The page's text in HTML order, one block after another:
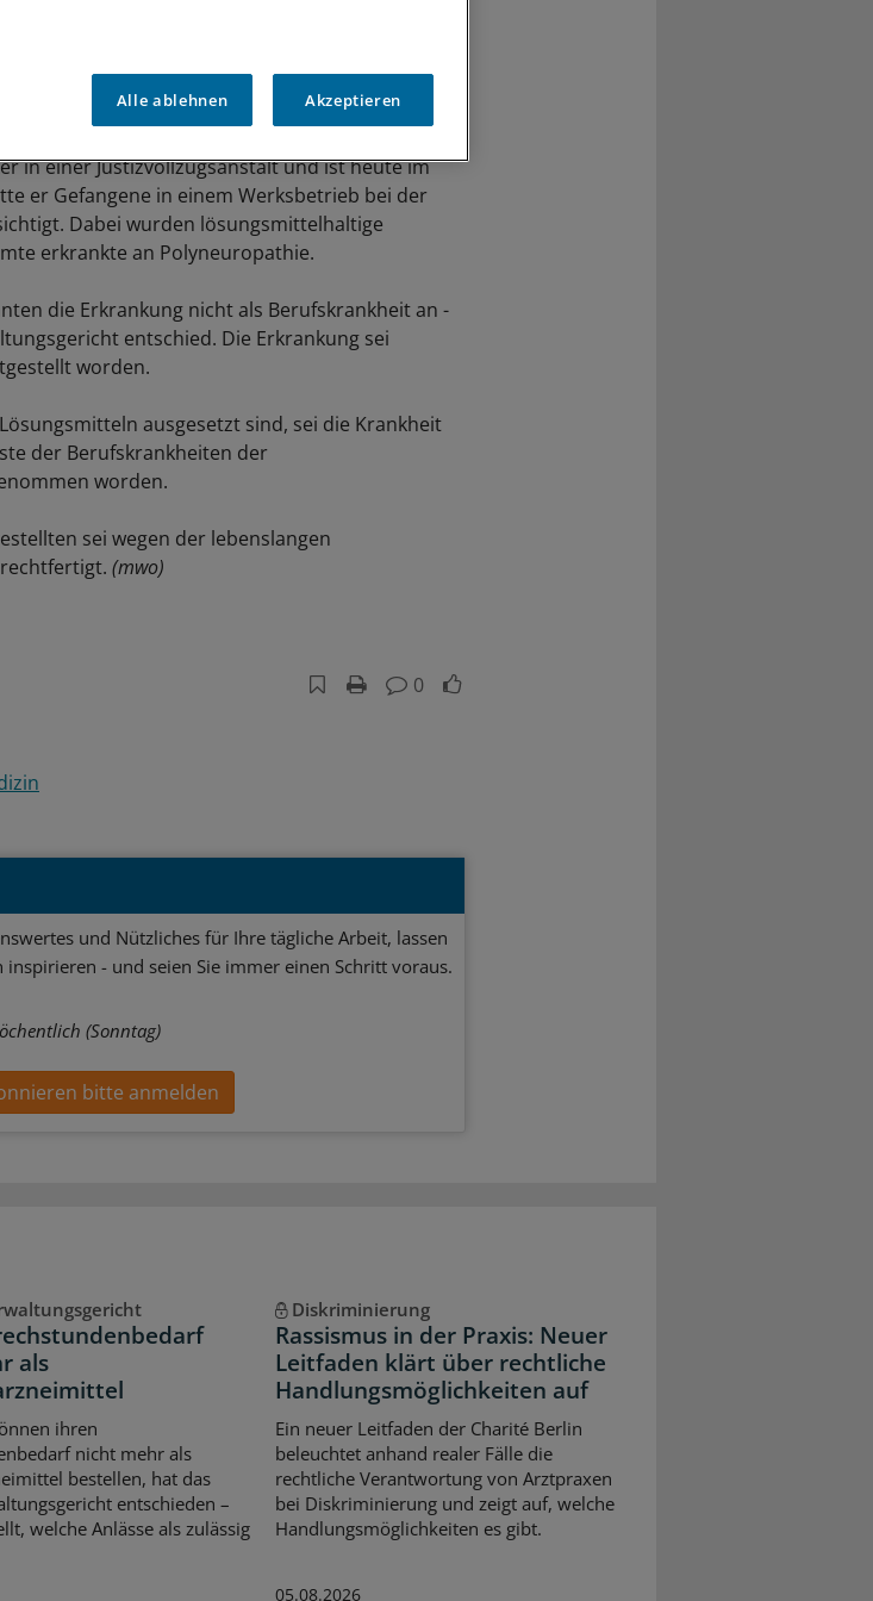
in einer Justizvollzugsanstalt und ist heute im
er Gefangene in einem Werksbetrieb bei der
Dabei wurden lösungsmittelhaltige
erkrankte an Polyneuropathie.
die Erkrankung nicht als Berufskrankheit an -
entschied. Die Erkrankung sei
worden.
ausgesetzt sind, sei die Krankheit
der Berufskrankheiten der
worden.
sei wegen der lebenslangen
(mwo)
0
und Nützliches für Ihre tägliche Arbeit, lassen
inspirieren - und seien Sie immer einen Schritt voraus.
(Sonntag)
bitte anmelden
als
ihren
nicht mehr als
bestellen, hat das
entschieden –
welche Anlässe als zulässig
Diskriminierung
Rassismus in der Praxis: Neuer
Leitfaden klärt über rechtliche
Handlungsmöglichkeiten auf
Ein neuer Leitfaden der Charité Berlin
beleuchtet anhand realer Fälle die
rechtliche Verantwortung von Arztpraxen
bei Diskriminierung und zeigt auf, welche
Handlungsmöglichkeiten es gibt.
05.08.2026
Alle ablehnen Akzeptieren